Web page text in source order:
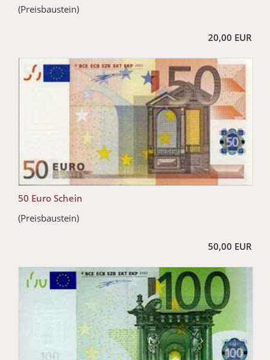
(Preisbaustein)
20,00 EUR
50 Euro Schein
(Preisbaustein)
50,00 EUR